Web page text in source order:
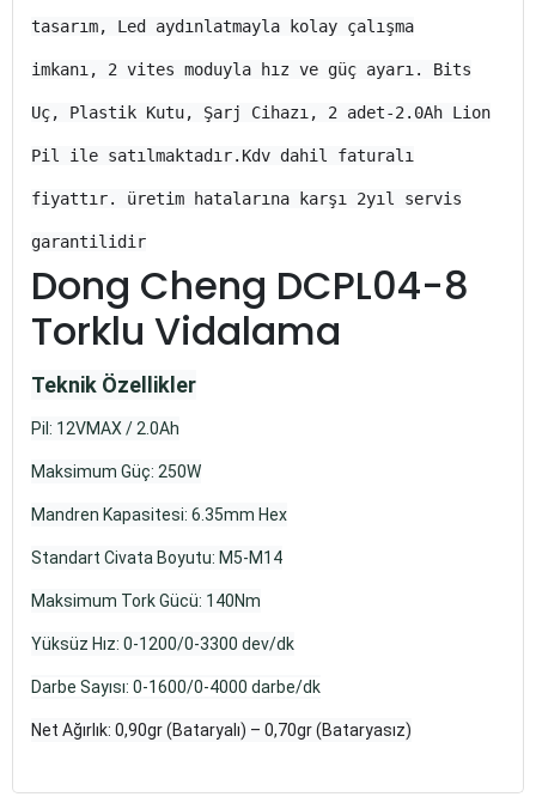
tasarım, Led aydınlatmayla kolay çalışma
imkanı, 2 vites moduyla hız ve güç ayarı. Bits
Uç, Plastik Kutu, Şarj Cihazı, 2 adet-2.0Ah Lion
Pil ile satılmaktadır.Kdv dahil faturalı
fiyattır. üretim hatalarına karşı 2yıl servis
garantilidir
Dong Cheng DCPL04-8
Torklu Vidalama
Teknik Özellikler
Pil: 12VMAX / 2.0Ah
Maksimum Güç: 250W
Mandren Kapasitesi: 6.35mm Hex
Standart Civata Boyutu: M5-M14
Maksimum Tork Gücü: 140Nm
Yüksüz Hız: 0-1200/0-3300 dev/dk
Darbe Sayısı: 0-1600/0-4000 darbe/dk
Net Ağırlık: 0,90gr (Bataryalı) – 0,70gr (Bataryasız)